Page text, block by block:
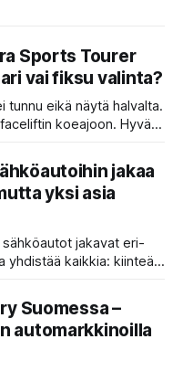
Sports Tourer
vai fiksu valinta?
tunnu eikä näytä halvalta.
koeajoon. Hyvä
joka toimii ihan ok.
ja lue koko tuomio.
jakaa
yksi asia
jakavat eri-
yhdistää kaikkia: kiinteät
Suomessa –
automarkkinoilla